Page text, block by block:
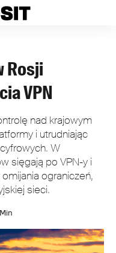
Rosji
VPN
nad krajowym
i utrudniając
W
sięgają po VPN-y i
ograniczeń,
sieci.